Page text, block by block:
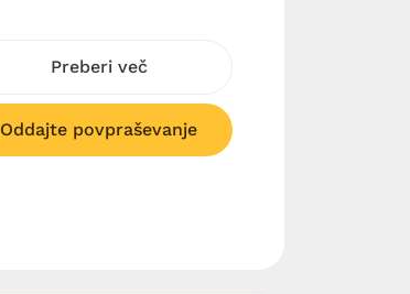
Preberi več
Oddajte povpraševanje